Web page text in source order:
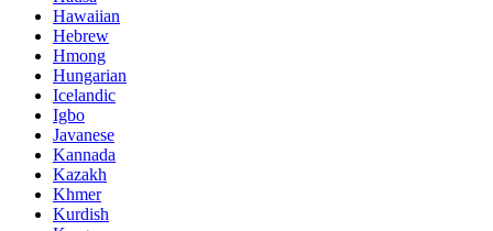
Hawaiian
Hebrew
Hmong
Hungarian
Icelandic
Igbo
Javanese
Kannada
Kazakh
Khmer
Kurdish